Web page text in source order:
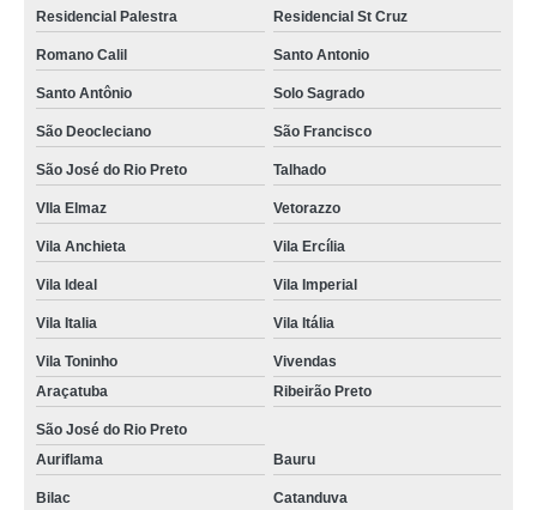
Residencial Palestra Residencial St Cruz
Romano Calil Santo Antonio
Santo Antônio Solo Sagrado
São Deocleciano São Francisco
São José do Rio Preto Talhado
VIla Elmaz Vetorazzo
Vila Anchieta Vila Ercília
Vila Ideal Vila Imperial
Vila Italia Vila Itália
Vila Toninho
Vivendas
Araçatuba
Ribeirão Preto
São José do Rio Preto
Auriflama
Bauru
Bilac Catanduva